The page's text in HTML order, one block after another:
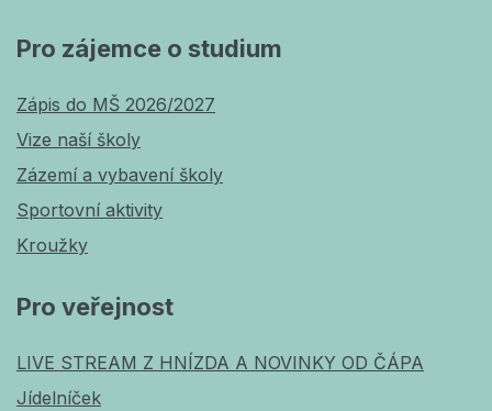
Pro zájemce o studium
Zápis do MŠ 2026/2027
Vize naší školy
Zázemí a vybavení školy
Sportovní aktivity
Kroužky
Pro veřejnost
LIVE STREAM Z HNÍZDA A NOVINKY OD ČÁPA
Jídelníček